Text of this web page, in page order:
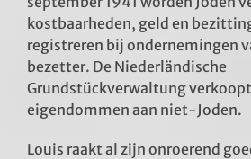
kostbaarheden, geld en
registreren bij ondernemingen
bezetter. De Niederländische
Grundstückverwaltung verkoopt
eigendommen aan niet-Joden.
Louis raakt al zijn onroerend